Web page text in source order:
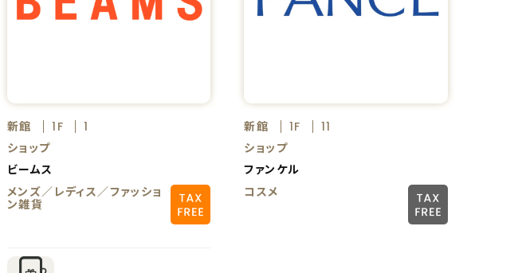
新館 1F
1
ショップ
ビームス
メンズ／レディス／ファッショ
ン雑貨
新館 1F
11
ショップ
ファンケル
コスメ